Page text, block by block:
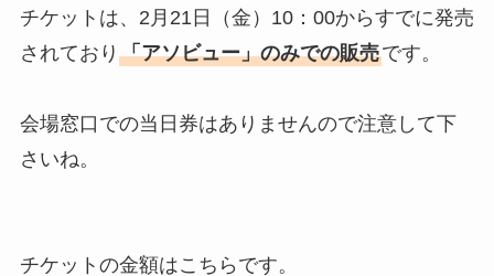
チケットは、2月21日（金）10：00からすでに発売
されており 「アソビュー」のみでの販売です。
会場窓口での当日券はありませんので注意して下
さいね。
チケットの金額はこちらです。